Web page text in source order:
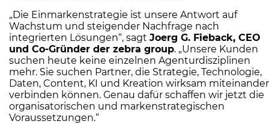
„Die Einmarkenstrategie ist unsere Antwort auf
Wachstum und steigender Nachfrage nach
integrierten Lösungen“, sagt Joerg G. Fieback, CEO
und Co-Gründer der zebra group. „Unsere Kunden
suchen heute keine einzelnen Agenturdisziplinen
mehr. Sie suchen Partner, die Strategie, Technologie,
Daten, Content, KI und Kreation wirksam miteinander
verbinden können. Genau dafür schaffen wir jetzt die
organisatorischen und markenstrategischen
Voraussetzungen.“